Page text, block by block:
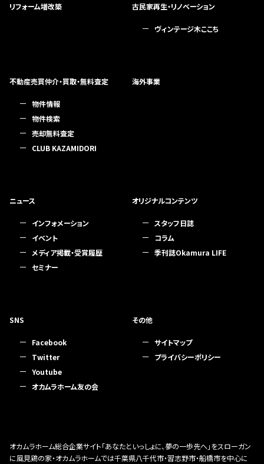
リフォーム増改築 古民家再生・リノベーション
ヴィンテージ木ここち
不動産売買仲介・買取・無料査定
物件情報
物件検索
売却無料査定
CLUB KAZAMIDORI
海外事業
ニュース
インフォメーション
イベント
メディア掲載・受賞履歴
セミナー
オリジナルコンテンツ
スタッフ日誌
コラム
季刊誌Okamura LIFE
SNS
Facebook
Twitter
Youtube
オカムラホーム友の会
その他
サイトマップ
プライバシーポリシー
オカムラホーム総合企業サイト「あなたといっしょに、夢の一歩先へ」をスローガン
に風見鶏の家・オカムラホームでは千葉県八千代市・習志野市・船橋市を中心に